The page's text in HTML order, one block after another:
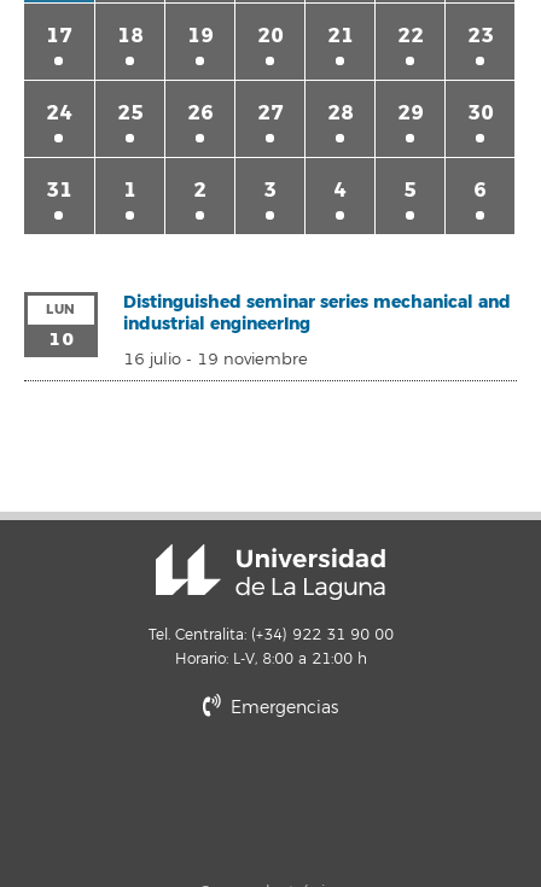
17 18 19 20 21 22 23
24 25 26 27 28 29 30
31 1 2 3 4 5 6
LUN
10
Distinguished seminar series mechanical and
industrial engineerIng
16 julio- 19 noviembre
Tel. Centralita: (+34) 922 31 90 00
Horario: L-V, 8:00 a 21:00 h
Emergencias